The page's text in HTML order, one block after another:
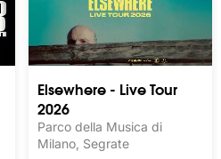
Elsewhere - Live Tour
2026
Parco della Musica di
Milano, Segrate